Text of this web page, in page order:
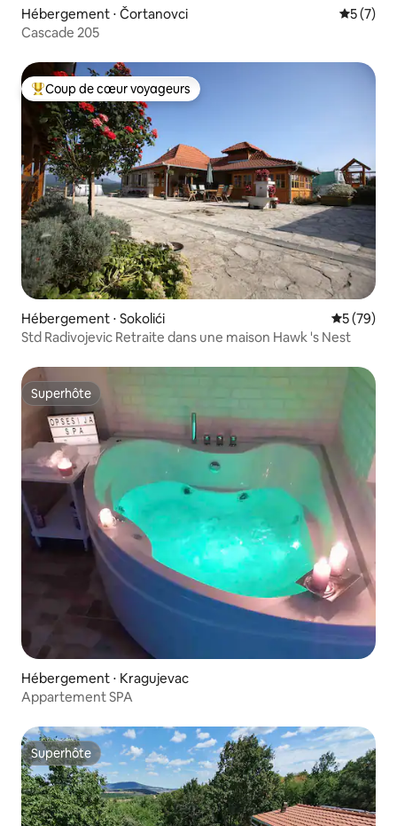
Hébergement ⋅ Čortanovci
5 (7)
Cascade 205
Coups de cœur voyageurs les plus appréciés
Coup de cœur voyageurs
Hébergement ⋅ Sokolići
5 (79)
Std Radivojevic Retraite dans une maison Hawk 's Nest
Superhôte
Superhôte
Hébergement ⋅ Kragujevac
Appartement SPA
Superhôte
Superhôte